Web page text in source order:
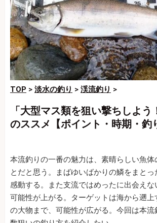
TOP > 淡水の釣り > 渓流釣り >
「大型マス類を狙い撃ちしよう
のススメ【ポイント・時期・釣
本流釣りの一番の魅力は、素晴らしい魚体
とだと思う。まばゆいばかりの鱗をまと
感動する。また支流ではめったに出会えな
可能性が上がる。ターゲットは海から遡上
の大物まで、可能性が広がる。今回は本流